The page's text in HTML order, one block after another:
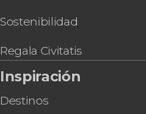
Sostenibilidad
Regala Civitatis
Inspiración
Destinos